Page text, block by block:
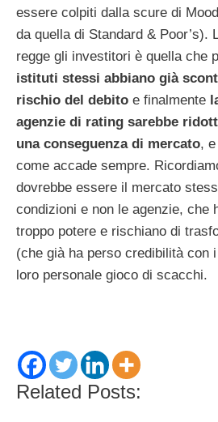
essere colpiti dalla scure di
da quella di Standard & Poor’s).
regge gli investitori è quella che
istituti stessi abbiano già
rischio del debito e finalmente
agenzie di rating sarebbe
una conseguenza di mercato,
come accade sempre.
dovrebbe essere il mercato
condizioni e non le agenzie, che
troppo potere e rischiano di
(che già ha perso credibilità con
loro personale gioco di scacchi.
Related Posts: